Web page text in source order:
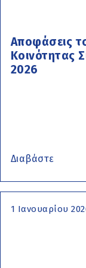
Αποφάσεις
Κοινότητας
2026
Διαβάστε
1 Ιανουαρίου